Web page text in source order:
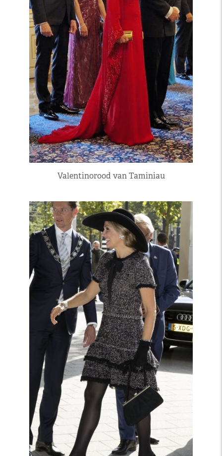
Valentinorood van Taminiau